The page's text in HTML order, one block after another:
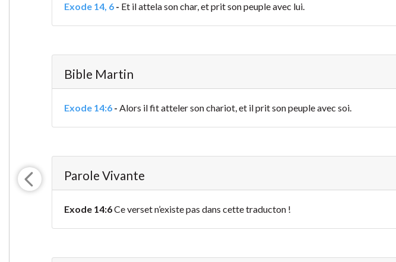
Exode 14, 6- Et il attela son char, et prit son peuple avec lui.
Bible Martin
Exode 14:6- Alors il fit atteler son chariot, et il prit son peuple avec soi.
Parole Vivante
Exode 14:6Ce verset n’existe pas dans cette traducton !